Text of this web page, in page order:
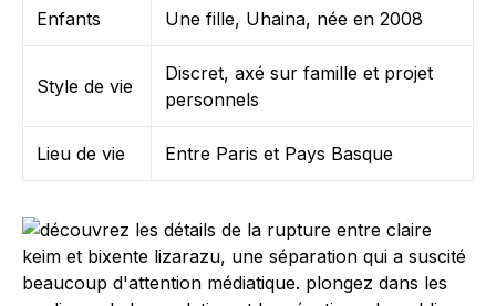
Enfants Une fille, Uhaina, née en 2008
Style de vie
Discret, axé sur famille et projet
personnels
Lieu de vie Entre Paris et Pays Basque